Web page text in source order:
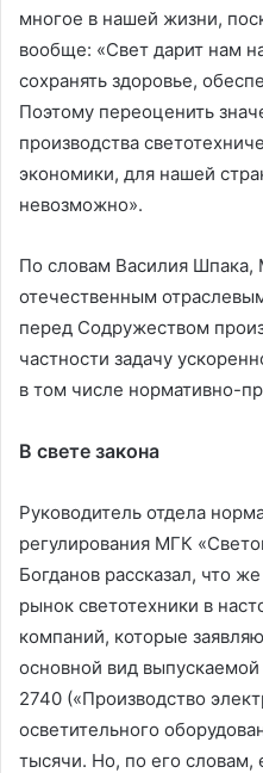
многое в нашей жизни,
вообще: «Свет дарит нам
сохранять здоровье,
Поэтому переоценить
производства
экономики, для нашей
невозможно».
По словам Василия Шпака,
отечественным
перед Содружеством
частности задачу
в том числе нормативно-
В свете закона
Руководитель отдела
регулирования МГК
Богданов рассказал, что
рынок светотехники в
компаний, которые
основной вид
2740 («Производство
осветительного
тысячи. Но, по его словам,